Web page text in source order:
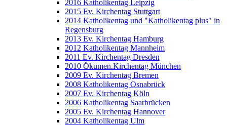
2016 Katholikentag Leipzig
2015 Ev. Kirchentag Stuttgart
2014 Katholikentag und "Katholikentag plus" in
Regensburg
2013 Ev. Kirchentag Hamburg
2012 Katholikentag Mannheim
2011 Ev. Kirchentag Dresden
2010 Ökumen.Kirchentag München
2009 Ev. Kirchentag Bremen
2008 Katholikentag Osnabrück
2007 Ev. Kirchentag Köln
2006 Katholikentag Saarbrücken
2005 Ev. Kirchentag Hannover
2004 Katholikentag Ulm